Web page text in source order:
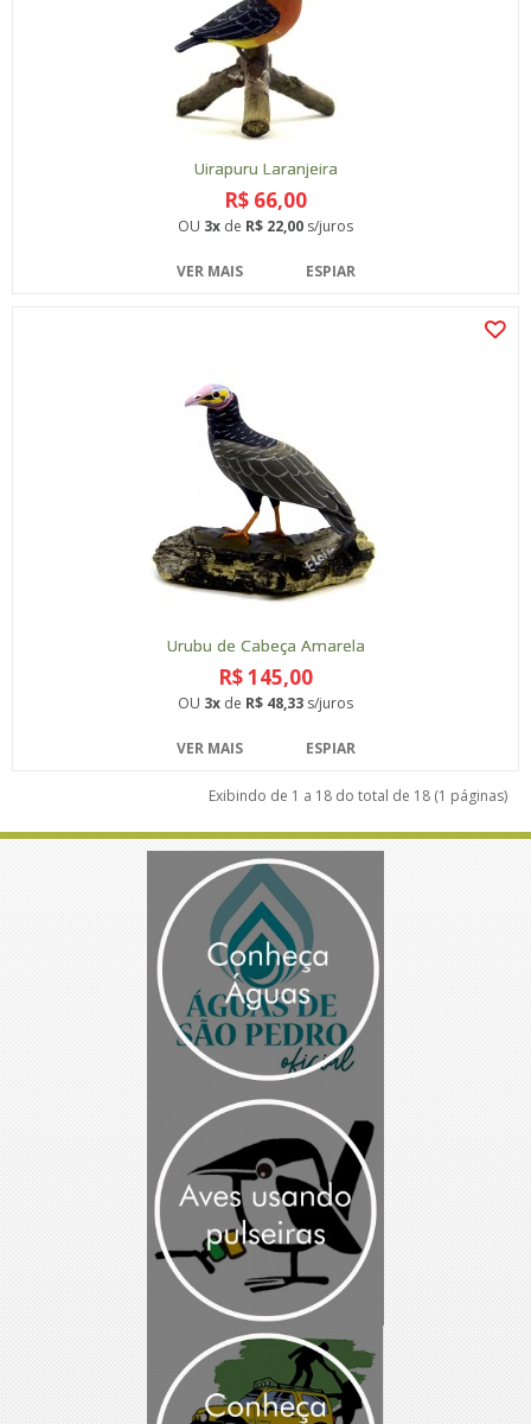
Uirapuru Laranjeira
R$ 66,00
OU 3x de R$ 22,00 s/juros
VER MAIS ESPIAR
Urubu de Cabeça Amarela
R$ 145,00
OU 3x de R$ 48,33 s/juros
VER MAIS ESPIAR
Exibindo de 1 a 18 do total de 18 (1 páginas)